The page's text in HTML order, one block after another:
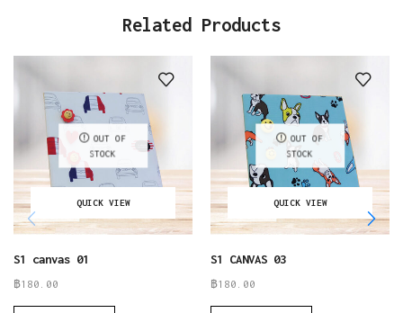
Related Products
OUT OF
STOCK
QUICK VIEW
S1 canvas 01
฿180.00
OUT OF
STOCK
QUICK VIEW
S1 CANVAS 03
฿180.00